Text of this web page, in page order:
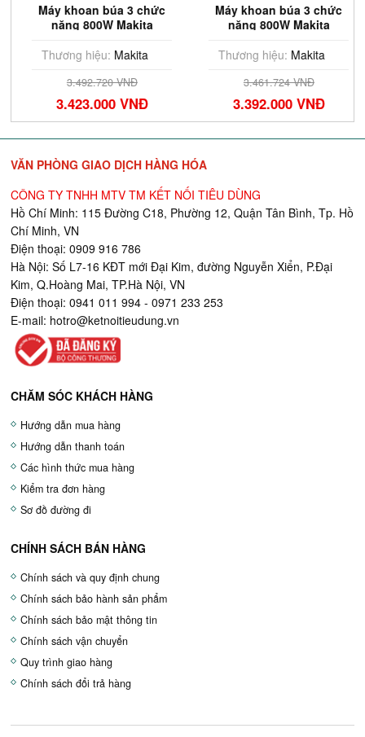
Máy khoan búa 3 chức
năng 800W Makita
kiện)
Thương hiệu:Makita
3.492.720 VNĐ
3.423.000 VNĐ
Máy khoan búa 3 chức
năng 800W Makita
Thương hiệu:Makita
3.461.724 VNĐ
3.392.000 VNĐ
VĂN PHÒNG GIAO DỊCH HÀNG HÓA
CÔNG TY TNHH MTV TM KẾT NỐI TIÊU DÙNG
Hồ Chí Minh: 115 Đường C18, Phường 12, Quận Tân Bình, Tp. Hồ
Chí Minh, VN
Điện thoại: 0909 916 786
Hà Nội: Số L7-16 KĐT mới Đại Kim, đường Nguyễn Xiển, P.Đại
Kim, Q.Hoàng Mai, TP.Hà Nội, VN
Điện thoại: 0941 011 994 - 0971 233 253
E-mail: hotro@ketnoitieudung.vn
CHĂM SÓC KHÁCH HÀNG
Hướng dẫn mua hàng
Hướng dẫn thanh toán
Các hình thức mua hàng
Kiểm tra đơn hàng
Sơ đồ đường đi
CHÍNH SÁCH BÁN HÀNG
Chính sách và quy định chung
Chính sách bảo hành sản phẩm
Chính sách bảo mật thông tin
Chính sách vận chuyển
Quy trình giao hàng
Chính sách đổi trả hàng